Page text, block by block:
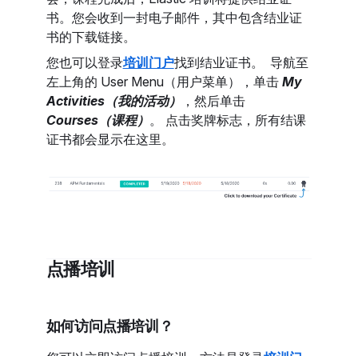
书。您会收到一封电子邮件，其中包含结业证
书的下载链接。
您也可以登录培训门户找到结业证书。 导航至
左上角的 User Menu（用户菜单），单击 My
Activities（我的活动）
，然后单击
Courses（课程） 。 点击奖牌标志，所有结课
证书都会显示在这里。
点播培训
如何访问点播培训？